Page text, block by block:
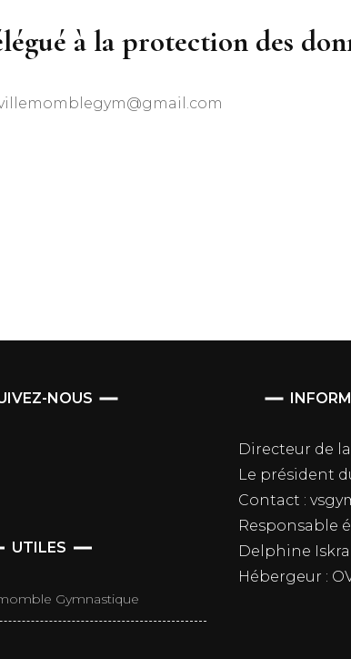
à la protection des
villemomblegym@gmail.com
NOUS
UTILES
Gymnastique
Directeur de
Le président
Contact :
Responsable
Delphine Iskra
Hébergeur :